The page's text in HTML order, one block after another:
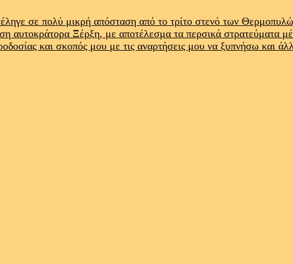
σε πολύ μικρή απόσταση από το τρίτο στενό των
αυτοκράτορα Ξέρξη, με αποτέλεσμα τα περσικά στρατεύματα
και σκοπός μου με τις αναρτήσεις μου να ξυπνήσω και